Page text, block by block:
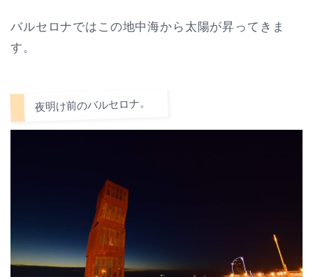
バルセロナではこの地中海から太陽が昇ってきま
す。
夜明け前のバルセロナ。